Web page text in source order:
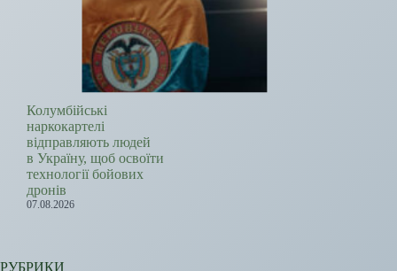
Колумбійські
наркокартелі
відправляють людей
в Україну, щоб освоїти
технології бойових
дронів
07.08.2026
РУБРИКИ